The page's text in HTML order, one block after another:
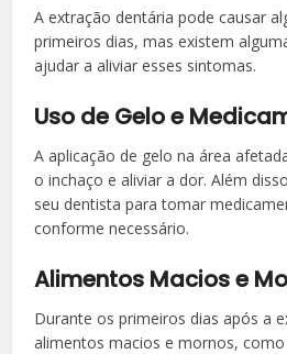
A extração dentária pode causar
primeiros dias, mas existem
ajudar a aliviar esses sintomas.
Uso de Gelo e
A aplicação de gelo na área
o inchaço e aliviar a dor. Além
seu dentista para tomar
conforme necessário.
Alimentos Macios e
Durante os primeiros dias após a
alimentos macios e mornos,